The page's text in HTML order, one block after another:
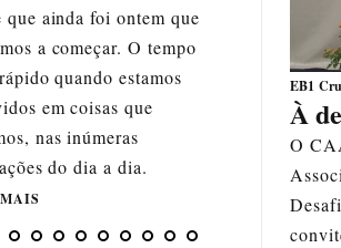
diretor deste
Disse, aquando da
de posse:Reconheço o
de mais um mandato, de
o risco que a escola, esta
pode ser diferente
Na
passa
dinâmica.
EB1
À
O